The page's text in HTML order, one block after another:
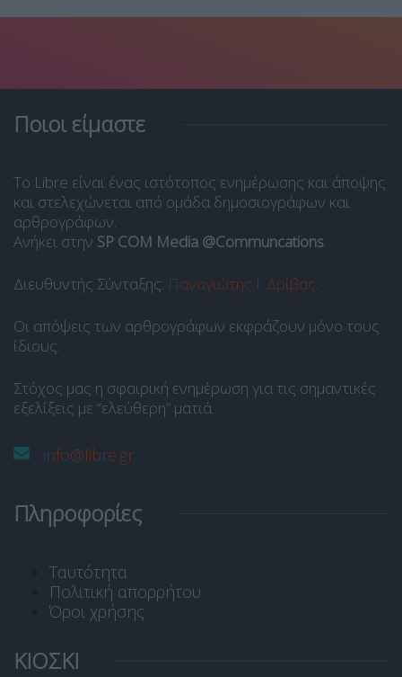
Ποιοι είμαστε
Το Libre είναι ένας ιστότοπος ενημέρωσης και άποψης
και στελεχώνεται από ομάδα δημοσιογράφων και
αρθρογράφων.
Ανήκει στην SP COM Media @Communcations.
Διευθυντής Σύνταξης: Παναγιώτης Ι. Δρίβας.
Οι απόψεις των αρθρογράφων εκφράζουν μόνο τους
ίδιους.
Στόχος μας η σφαιρική ενημέρωση για τις σημαντικές
εξελίξεις με “ελεύθερη” ματιά.
info@libre.gr
Πληροφορίες
Ταυτότητα
Πολιτική απορρήτου
Όροι χρήσης
ΚΙΟΣΚΙ